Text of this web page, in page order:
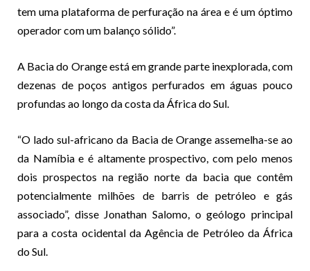
tem uma plataforma de perfuração na área e é um óptimo
operador com um balanço sólido”.
A Bacia do Orange está em grande parte inexplorada, com
dezenas de poços antigos perfurados em águas pouco
profundas ao longo da costa da África do Sul.
“O lado sul-africano da Bacia de Orange assemelha-se ao
da Namíbia e é altamente prospectivo, com pelo menos
dois prospectos na região norte da bacia que contêm
potencialmente milhões de barris de petróleo e gás
associado”, disse Jonathan Salomo, o geólogo principal
para a costa ocidental da Agência de Petróleo da África
do Sul.